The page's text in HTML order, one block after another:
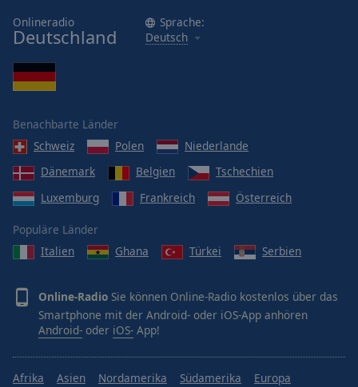
Onlineradio
Deutschland
Sprache:
Deutsch
Benachbarte Länder
Schweiz
Polen
Niederlande
Dänemark
Belgien
Tschechien
Luxemburg
Frankreich Österreich
Populäre Länder
Italien
Ghana Türkei Serbien
Online-Radio Sie können Online-Radio kostenlos über das
Smartphone mit der Android- oder iOS-App anhören
Android- oder iOS- App!
Afrika Asien Nordamerika Südamerika Europa